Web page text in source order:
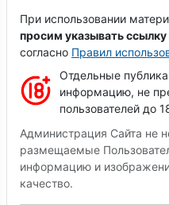
При использовании
просим указывать ссылку
согласно Правил
Отдельные
информацию, не
пользователей до
Администрация Сайта не
размещаемые
информацию и
качество.